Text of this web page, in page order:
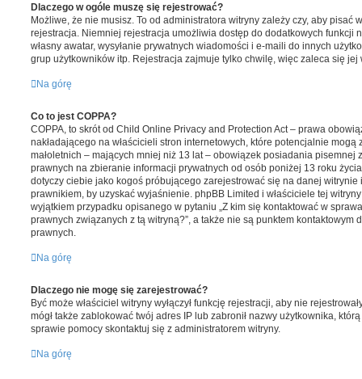
Dlaczego w ogóle muszę się rejestrować?
Możliwe, że nie musisz. To od administratora witryny zależy czy, aby pisać
rejestracja. Niemniej rejestracja umożliwia dostęp do dodatkowych funkcji
własny awatar, wysyłanie prywatnych wiadomości i e-maili do innych
grup użytkowników itp. Rejestracja zajmuje tylko chwilę, więc zaleca się jej
Na górę
Co to jest COPPA?
COPPA, to skrót od Child Online Privacy and Protection Act – prawa
nakładającego na właścicieli stron internetowych, które potencjalnie
małoletnich – mających mniej niż 13 lat – obowiązek posiadania pisemnej
prawnych na zbieranie informacji prywatnych od osób poniżej 13 roku
dotyczy ciebie jako kogoś próbującego zarejestrować się na danej witrynie
prawnikiem, by uzyskać wyjaśnienie. phpBB Limited i właściciele tej
wyjątkiem przypadku opisanego w pytaniu „Z kim się kontaktować w
prawnych związanych z tą witryną?”, a także nie są punktem kontaktowym
prawnych.
Na górę
Dlaczego nie mogę się zarejestrować?
Być może właściciel witryny wyłączył funkcję rejestracji, aby nie
mógł także zablokować twój adres IP lub zabronił nazwy użytkownika,
sprawie pomocy skontaktuj się z administratorem witryny.
Na górę